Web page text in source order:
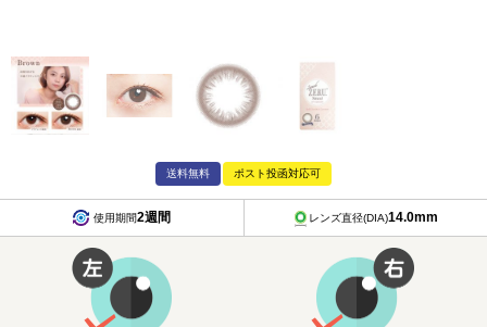
送料無料 ポスト投函対応可
使用期間2週間 レンズ直径(DIA)14.0mm